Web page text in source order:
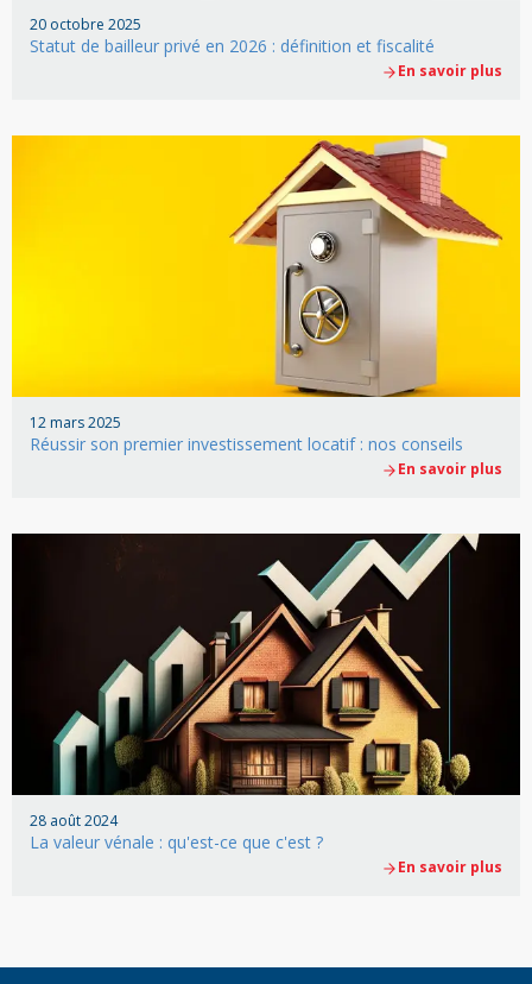
20 octobre 2025
Statut de bailleur privé en 2026 : définition et fiscalité
En savoir plus
12 mars 2025
Réussir son premier investissement locatif : nos conseils
En savoir plus
28 août 2024
La valeur vénale : qu'est-ce que c'est ?
En savoir plus